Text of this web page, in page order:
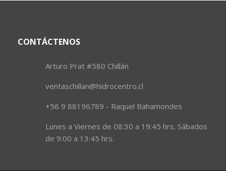
CONTÁCTENOS
Arturo Prat #580 Chillán
ventaschillan@hidrocentro.cl
+56 9 88196789 - Raquel Bahamondes
Lunes a Viernes de 08:30 a 19:45 hrs. Sábados
de 9:00 a 13:45 hrs.